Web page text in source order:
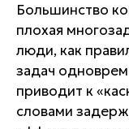
Большинство
плохая
люди, как
задач
приводит к
словами